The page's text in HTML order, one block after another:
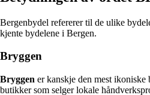
Bergenbydel refererer til de ulike
kjente bydelene i Bergen.
Bryggen
Bryggen er kanskje den mest
butikker som selger lokale